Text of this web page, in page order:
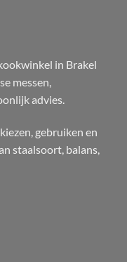
in Brakel
messen,
advies.
gebruiken en
staalsoort, balans,